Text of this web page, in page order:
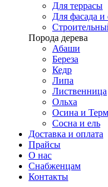
Для террасы
Для фасада и
Порода дерева
Абаши
Береза
Кедр
Липа
Лиственница
Ольха
Осина и
Сосна и ель
Доставка и оплата
Прайсы
О нас
Снабженцам
Контакты